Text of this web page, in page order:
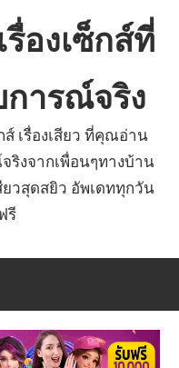
รื่องเซ็กส์ที่
การณ์จริง
ส์ เรื่องเสียว ที่คุณอ่าน
ริงจากเพื่อนๆทางบ้าน
วสุดสยิว อัพเดททุกวัน
รี